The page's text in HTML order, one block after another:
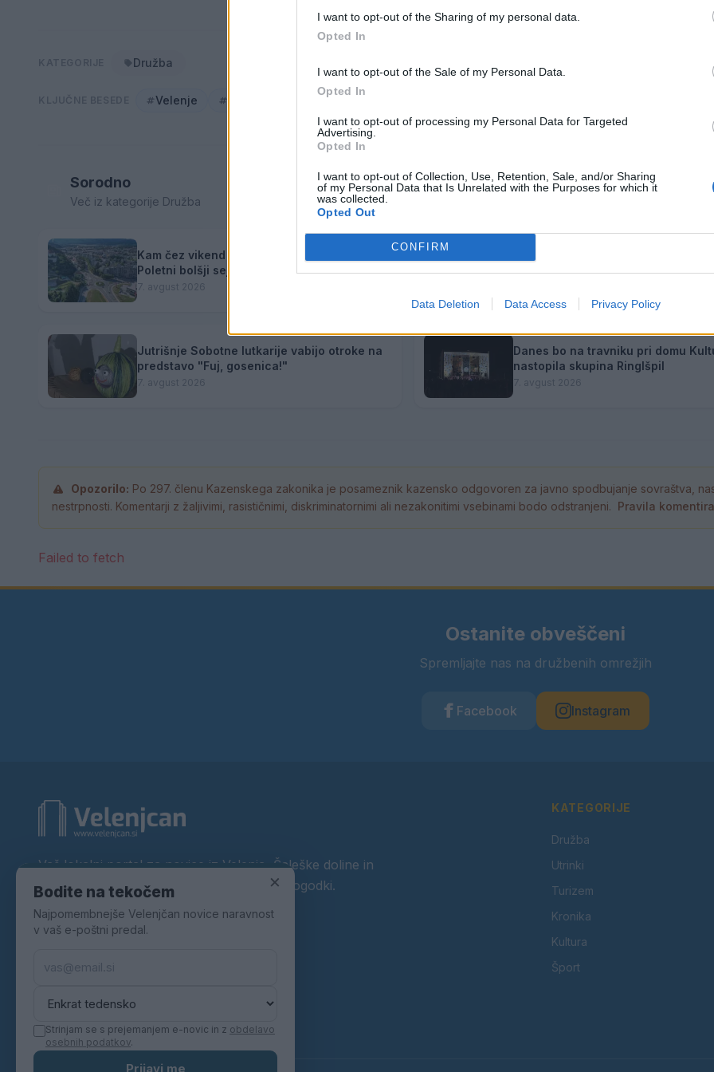
I want to opt-out of the Sharing of my personal data.
Opted In
I want to opt-out of the Sale of my Personal Data.
Opted In
I want to opt-out of processing my Personal Data for Targeted
Advertising.
Opted In
I want to opt-out of Collection, Use, Retention, Sale, and/or Sharing
of my Personal Data that Is Unrelated with the Purposes for which it
was collected.
Opted Out
CONFIRM
Data Deletion Data Access Privacy Policy
Družba
Velenje napoved
Sorodno
Več iz kategorije Družba
Kam čez vikend v Velenju: K obisku vabi
Poletni bolšji sejem
7. avgust 2026
čas
Jutrišnje Sobotne lutkarije vabijo otroke na
predstavo "Fuj, gosenica!"
7. avgust 2026
Danes bo na travniku pri domu
nastopila skupina Ringlšpil
7. avgust 2026
Opozorilo: Po 297. členu Kazenskega zakonika je posameznik kazensko odgovoren za javno spodbujanje sovraštva,
nestrpnosti. Komentarji z žaljivimi, rasističnimi, diskriminatornimi ali nezakonitimi vsebinami bodo odstranjeni. Pravila
Failed to fetch
Ostanite obveščeni
Spremljajte nas na družbenih omrežjih
Facebook Instagram
Vaš lokalni portal za novice iz Velenja, Šaleške doline in
okolice. Aktualne novice, šport, kultura, dogodki.
Povezujemo Velenje.
KATEGORIJE
Družba
Utrinki
Turizem
Kronika
Kultura
Šport
×
Bodite na tekočem
Najpomembnejše Velenjčan novice naravnost
v vaš e-poštni predal.
Strinjam se s prejemanjem e-novic in z obdelavo
osebnih podatkov.
Prijavi me